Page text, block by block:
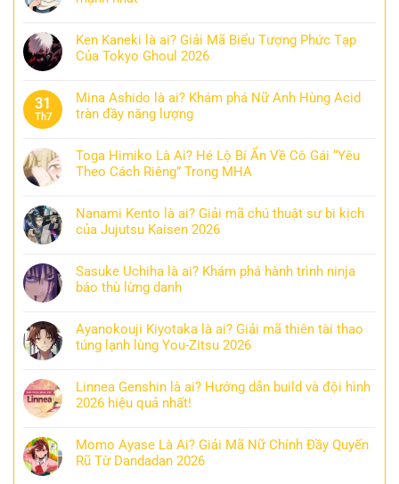
Ken Kaneki là ai? Giải Mã Biểu Tượng Phức Tạp
Của Tokyo Ghoul 2026
31
Th7
Mina Ashido là ai? Khám phá Nữ Anh Hùng Acid
tràn đầy năng lượng
Toga Himiko Là Ai? Hé Lộ Bí Ẩn Về Cô Gái “Yêu
Theo Cách Riêng” Trong MHA
Nanami Kento là ai? Giải mã chú thuật sư bi kịch
của Jujutsu Kaisen 2026
Sasuke Uchiha là ai? Khám phá hành trình ninja
báo thù lừng danh
Ayanokouji Kiyotaka là ai? Giải mã thiên tài thao
túng lạnh lùng You-Zitsu 2026
Linnea Genshin là ai? Hướng dẫn build và đội hình
2026 hiệu quả nhất!
Momo Ayase Là Ai? Giải Mã Nữ Chính Đầy Quyến
Rũ Từ Dandadan 2026